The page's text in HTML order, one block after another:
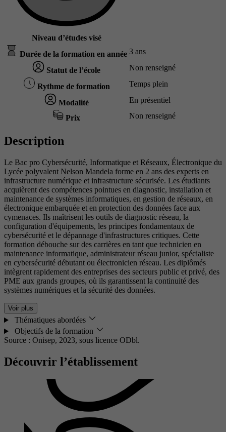
Niveau d’études visé
Durée de la formation en année 3 ans
Statut de l’école Non renseigné
Rythme de formation Temps plein
Modalité En présentiel
Prix Non renseigné
Description
Le Bac pro Cybersécurité, Informatique et Réseaux, Électronique du
Lycée polyvalent Nelson Mandela forme en 2 ans des experts en
infrastructure numérique et infrastructure sécurisée. Les étudiants
acquièrent des compétences pointues en diagnostic, installation et
maintenance de systèmes informatiques, en gestion de réseaux, en
électronique embarquée et en protection des données face aux
cymenaces. Ils maîtrisent les outils de diagnostic réseau, la
configuration d'équipements, les principes fondamentaux de
cybersécurité et le dépannage d'infrastructures critiques. Cette
formation débouche sur des carrières en tant que technicien en
maintenance informatique, administrateur réseau junior, spécialiste
en cybersécurité débutant ou électronicien réseau. Les diplômés
intègrent rapidement des entreprises des secteurs public et privé, des
PME aux grands groupes, où ils garantissent la continuité des
systèmes numériques et la sécurité des données.
Voir plus
Thématiques abordées
Objectifs de la formation
Source : Onisep, 2023, sous licence ODbl.
Découvrir l’établissement